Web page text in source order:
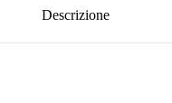
Descrizione